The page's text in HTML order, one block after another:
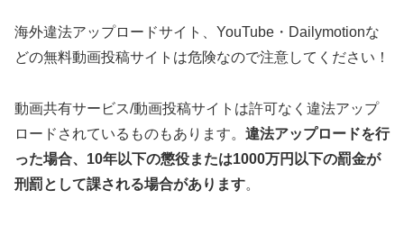
海外違法アップロードサイト、YouTube・Dailymotionな
どの無料動画投稿サイトは危険なので注意してください！
動画共有サービス/動画投稿サイトは許可なく違法アップ
ロードされているものもあります。 違法アップロードを行
った場合、10年以下の懲役または1000万円以下の罰金が
刑罰として課される場合があります。